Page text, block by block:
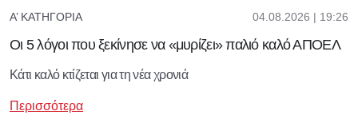
Α’ ΚΑΤΗΓΟΡΊΑ 04.08.2026 | 19:26
Οι 5 λόγοι που ξεκίνησε να «μυρίζει» παλιό καλό ΑΠΟΕΛ
Κάτι καλό κτίζεται για τη νέα χρονιά
Περισσότερα